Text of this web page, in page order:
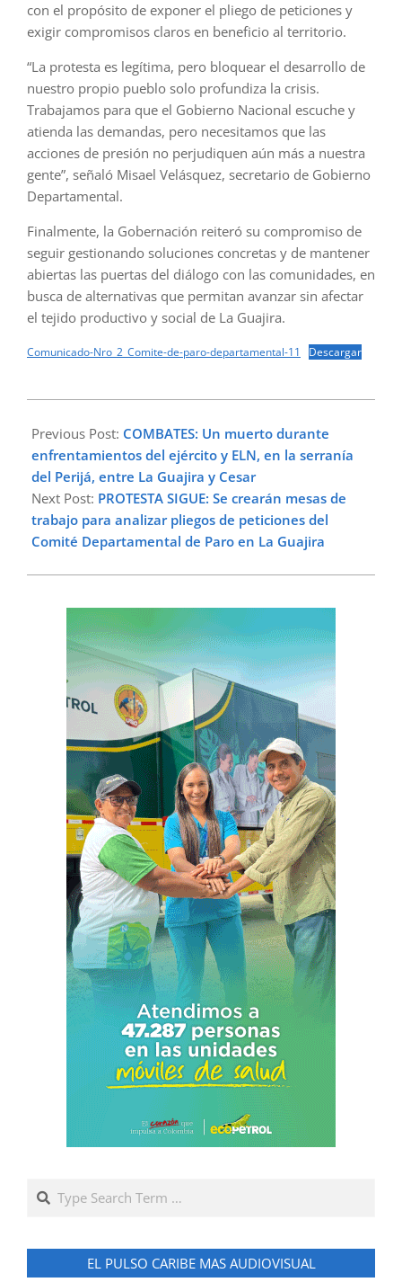
con el propósito de exponer el pliego de peticiones y
exigir compromisos claros en beneficio al territorio.
“La protesta es legítima, pero bloquear el desarrollo de
nuestro propio pueblo solo profundiza la crisis.
Trabajamos para que el Gobierno Nacional escuche y
atienda las demandas, pero necesitamos que las
acciones de presión no perjudiquen aún más a nuestra
gente”, señaló Misael Velásquez, secretario de Gobierno
Departamental.
Finalmente, la Gobernación reiteró su compromiso de
seguir gestionando soluciones concretas y de mantener
abiertas las puertas del diálogo con las comunidades, en
busca de alternativas que permitan avanzar sin afectar
el tejido productivo y social de La Guajira.
Comunicado-Nro_2_Comite-de-paro-departamental-11 Descargar
02-
10
Previous Post: COMBATES: Un muerto durante
enfrentamientos del ejército y ELN, en la serranía
del Perijá, entre La Guajira y Cesar
Next Post: PROTESTA SIGUE: Se crearán mesas de
trabajo para analizar pliegos de peticiones del
Comité Departamental de Paro en La Guajira
Search
EL PULSO CARIBE MAS AUDIOVISUAL